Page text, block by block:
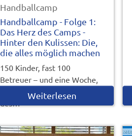
Handballcamp
Handballcamp - Folge 1:
Das Herz des Camps -
Hinter den Kulissen: Die,
die alles möglich machen
150 Kinder, fast 100
Betreuer – und eine Woche,
die für viele das Highlight
Weiterlesen